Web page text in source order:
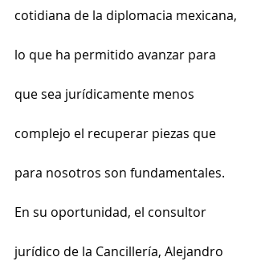
cotidiana de la diplomacia mexicana,
lo que ha permitido avanzar para
que sea jurídicamente menos
complejo el recuperar piezas que
para nosotros son fundamentales.
En su oportunidad, el consultor
jurídico de la Cancillería, Alejandro